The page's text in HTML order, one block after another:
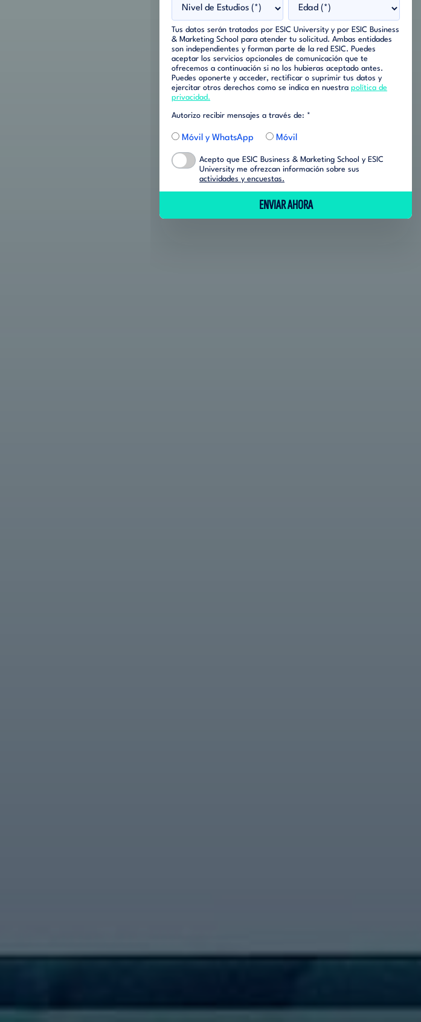
Tus datos serán tratados por ESIC University y por ESIC Business
& Marketing School para atender tu solicitud. Ambas entidades
son independientes y forman parte de la red ESIC. Puedes
aceptar los servicios opcionales de comunicación que te
ofrecemos a continuación si no los hubieras aceptado antes.
Puedes oponerte y acceder, rectificar o suprimir tus datos y
ejercitar otros derechos como se indica en nuestrapolítica de
privacidad.
Autorizo recibir mensajes a través de: *
Móvil y WhatsApp Móvil
Acepto que ESIC Business & Marketing School y ESIC
University me ofrezcan información sobre sus
actividades y encuestas.
ENVIAR AHORA